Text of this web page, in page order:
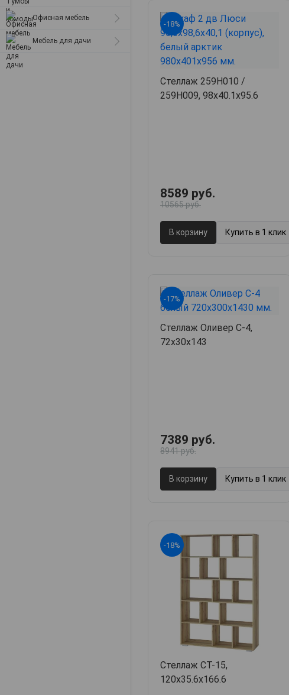
Стулья для дачи
Табуреты
Компьютерные кресла
Офисная мебель
Мебель для дачи
-18%
Стеллаж 259H010 /
259H009, 98х40.1х95.6
8589 руб.
10565 руб.
В корзину Купить в 1 клик
-17%
Стеллаж Оливер С-4,
72х30х143
7389 руб.
8941 руб.
В корзину Купить в 1 клик
-18%
Стеллаж СТ-15,
120х35.6х166.6